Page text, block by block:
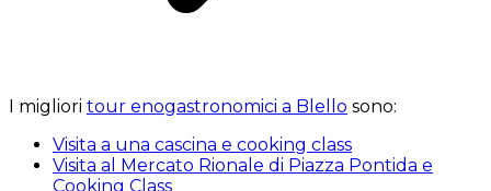
I migliori tour enogastronomici a Blello sono:
Visita a una cascina e cooking class
Visita al Mercato Rionale di Piazza Pontida e
Cooking Class